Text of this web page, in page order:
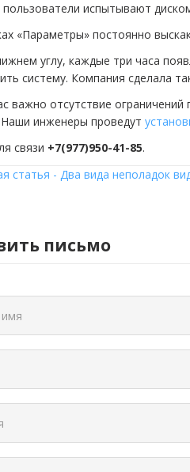
испытывают
«Параметры» постоянно
углу, каждые три часа
систему. Компания сделала
важно отсутствие
Наши инженеры проведут
связи +7(977)950-41-85.
статья - Два вида неполадок
письмо